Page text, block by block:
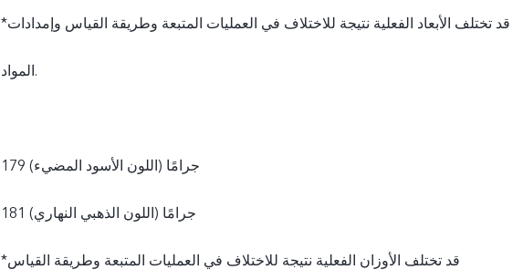
*قد تختلف الأبعاد الفعلية نتيجة للاختلاف في العمليات المتبعة وطريقة القياس وإمدادات
المواد.
179 جرامًا (اللون الأسود المضيء)
181 جرامًا (اللون الذهبي النهاري)
*قد تختلف الأوزان الفعلية نتيجة للاختلاف في العمليات المتبعة وطريقة القياس